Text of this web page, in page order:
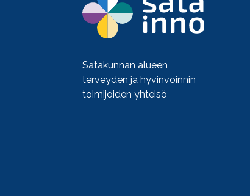
Satakunnan alueen
terveyden ja hyvinvoinnin
toimijoiden yhteisö